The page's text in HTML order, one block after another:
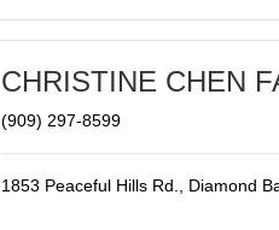
CHRISTINE CHEN
(909) 297-8599
1853 Peaceful Hills Rd., Diamond